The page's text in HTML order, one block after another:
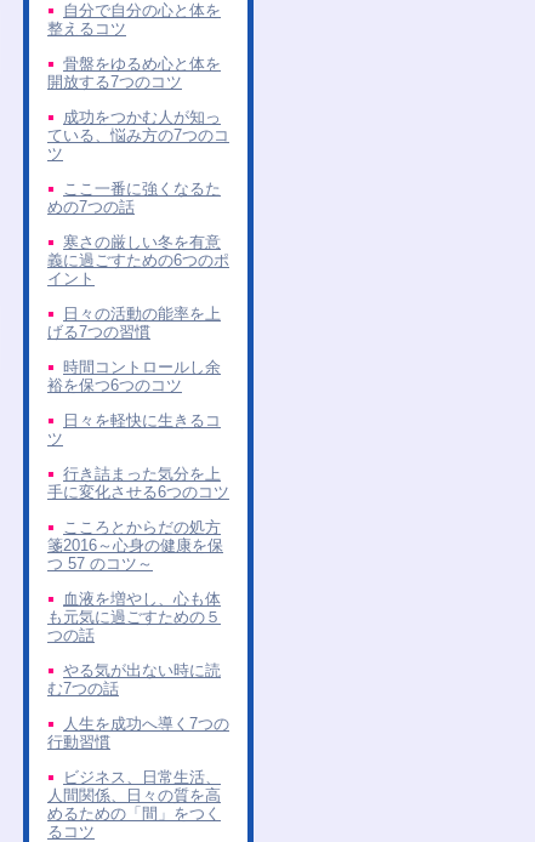
自分で自分の心と体を
整えるコツ
骨盤をゆるめ心と体を
開放する7つのコツ
成功をつかむ人が知っ
ている、悩み方の7つのコ
ツ
ここ一番に強くなるた
めの7つの話
寒さの厳しい冬を有意
義に過ごすための6つのポ
イント
日々の活動の能率を上
げる7つの習慣
時間コントロールし余
裕を保つ6つのコツ
日々を軽快に生きるコ
ツ
行き詰まった気分を上
手に変化させる6つのコツ
こころとからだの処方
箋2016～心身の健康を保
つ 57 のコツ～
血液を増やし、心も体
も元気に過ごすための５
つの話
やる気が出ない時に読
む7つの話
人生を成功へ導く7つの
行動習慣
ビジネス、日常生活、
人間関係、日々の質を高
めるための「間」をつく
るコツ